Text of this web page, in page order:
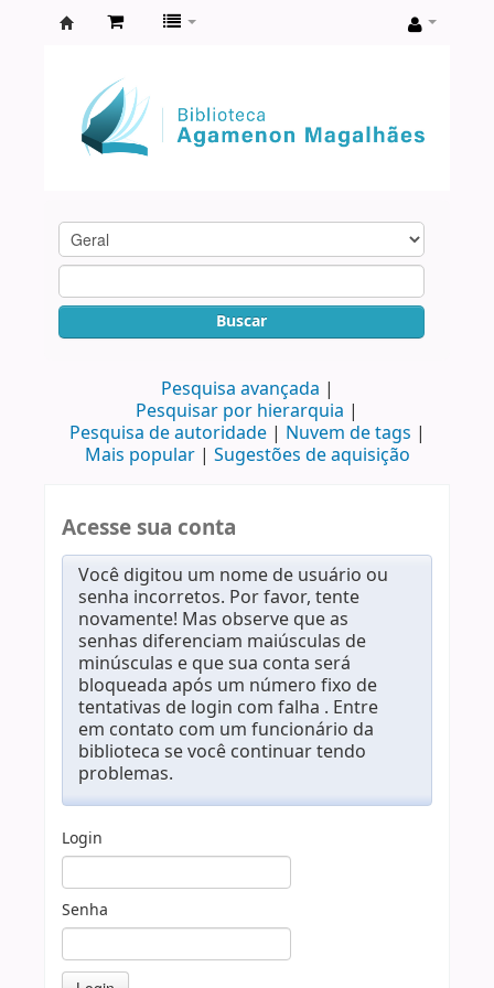
Agamenon
Magalhães
Buscar
Pesquisa avançada
Pesquisar por hierarquia
Pesquisa de autoridade
Nuvem de tags
Mais popular
Sugestões de aquisição
Acesse sua conta
Você digitou um nome de usuário ou
senha incorretos. Por favor, tente
novamente! Mas observe que as
senhas diferenciam maiúsculas de
minúsculas e que sua conta será
bloqueada após um número fixo de
tentativas de login com falha . Entre
em contato com um funcionário da
biblioteca se você continuar tendo
problemas.
Login
Senha